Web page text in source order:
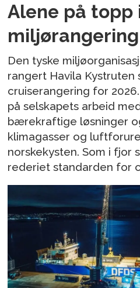
Alene på topp
miljørangering
Den tyske
rangert Havila Kystruten
cruiserangering for
på selskapets arbeid
bærekraftige løsninger
klimagasser og
norskekysten. Som i fjor
rederiet standarden for